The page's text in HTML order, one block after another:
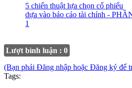
5 chiến thuật lựa chọn cổ phiếu
dựa vào báo cáo tài chính -
1
Lượt bình luận : 0
(Bạn phải Đăng nhập hoặc Đăng ký để
Tags: